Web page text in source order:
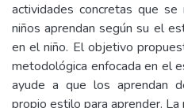
actividades concretas que
niños aprendan según su el
en el niño. El objetivo
metodológica enfocada en el
ayude a que los aprendan
propio estilo para aprender.